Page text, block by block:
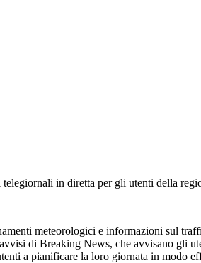
in diretta per gli utenti della
meteorologici e informazioni sul
di Breaking News, che avvisano gli
a pianificare la loro giornata in modo